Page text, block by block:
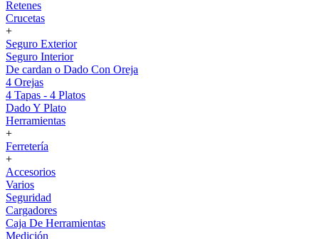
Retenes
Crucetas
+
Seguro Exterior
Seguro Interior
De cardan o Dado Con Oreja
4 Orejas
4 Tapas - 4 Platos
Dado Y Plato
Herramientas
+
Ferretería
+
Accesorios
Varios
Seguridad
Cargadores
Caja De Herramientas
Medición